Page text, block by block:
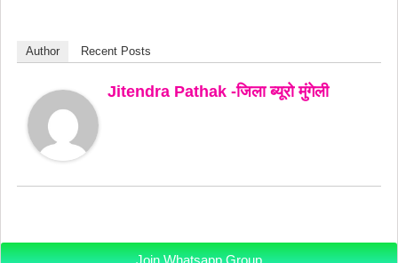
Author Recent Posts
Jitendra Pathak -जिला ब्यूरो मुंगेली
Join Whatsapp Group